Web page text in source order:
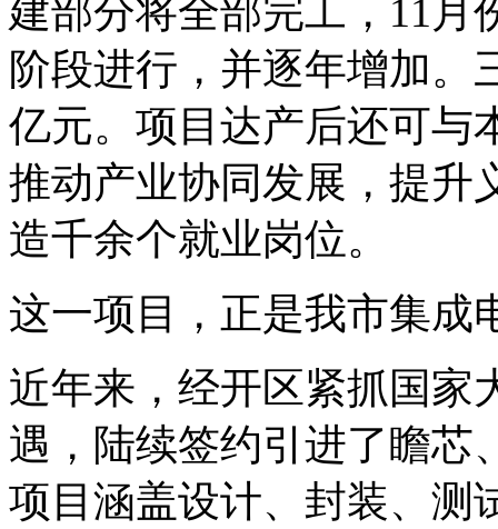
建部分将全部完工，11月
阶段进行，并逐年增加。
亿元。项目达产后还可与
推动产业协同发展，提升
造千余个就业岗位。
这一项目，正是我市集成
近年来，经开区紧抓国家
遇，陆续签约引进了瞻芯
项目涵盖设计、封装、测